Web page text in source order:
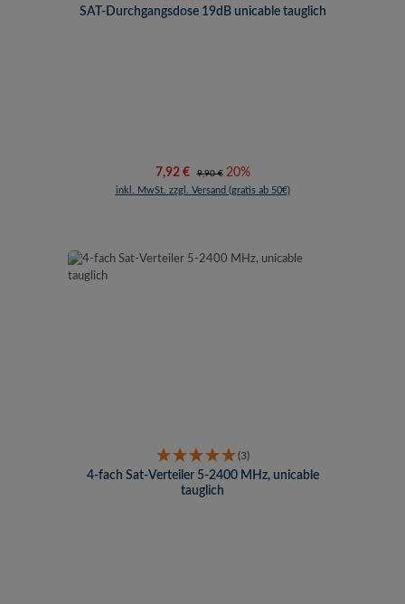
SAT-Durchgangsdose 19dB unicable tauglich
Verkaufspreis:
7,92 € Regulärer Preis:
9,90 € 20%
inkl. MwSt. zzgl. Versand (gratis ab 50€)
(3)
4-fach Sat-Verteiler 5-2400 MHz, unicable
tauglich